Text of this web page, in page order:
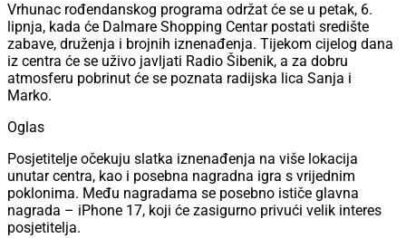
Vrhunac rođendanskog programa održat će se u petak, 6.
lipnja, kada će Dalmare Shopping Centar postati središte
zabave, druženja i brojnih iznenađenja. Tijekom cijelog dana
iz centra će se uživo javljati Radio Šibenik, a za dobru
atmosferu pobrinut će se poznata radijska lica Sanja i
Marko.
Oglas
Posjetitelje očekuju slatka iznenađenja na više lokacija
unutar centra, kao i posebna nagradna igra s vrijednim
poklonima. Među nagradama se posebno ističe glavna
nagrada – iPhone 17, koji će zasigurno privući velik interes
posjetitelja.